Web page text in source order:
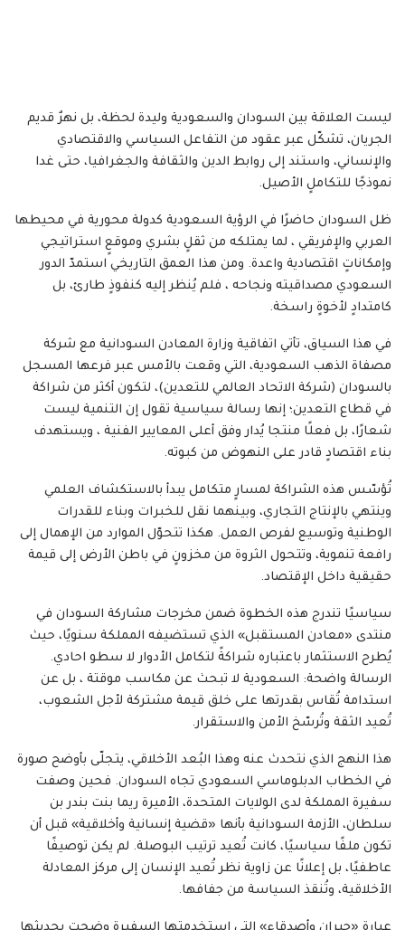
ليست العلاقة بين السودان والسعودية وليدة لحظة، بل نهرٌ قديم
الجريان، تشكّل عبر عقود من التفاعل السياسي والاقتصادي
والإنساني، واستند إلى روابط الدين والثقافة والجغرافيا، حتى غدا
نموذجًا للتكاملٍ الأصيل.
ظل السودان حاضرًا في الرؤية السعودية كدولة محورية في محيطها
العربي والإفريقي ، لما يمتلكه من ثقلٍ بشري وموقعٍ استراتيجي
وإمكاناتٍ اقتصادية واعدة. ومن هذا العمق التاريخي استمدّ الدور
السعودي مصداقيته ونجاحه ، فلم يُنظر إليه كنفوذٍ طارئ، بل
كامتدادٍ لأخوةٍ راسخة.
في هذا السياق، تأتي اتفاقية وزارة المعادن السودانية مع شركة
مصفاة الذهب السعودية، التي وقعت بالأمس عبر فرعها المسجل
بالسودان (شركة الاتحاد العالمي للتعدين)، لتكون أكثر من شراكة
في قطاع التعدين؛ إنها رسالة سياسية تقول إن التنمية ليست
شعارًا، بل فعلًا منتجا يُدار وفق أعلى المعايير الفنية ، ويستهدف
بناء اقتصادٍ قادر على النهوض من كبوته.
تُؤسّس هذه الشراكة لمسارٍ متكامل يبدأ بالاستكشاف العلمي
وينتهي بالإنتاج التجاري، وبينهما نقل للخبرات وبناء للقدرات
الوطنية وتوسيع لفرص العمل. هكذا تتحوّل الموارد من الإهمال إلى
رافعة تنموية، وتتحول الثروة من مخزونٍ في باطن الأرض إلى قيمة
حقيقية داخل الإقتصاد.
سياسيًا تندرج هذه الخطوة ضمن مخرجات مشاركة السودان في
منتدى «معادن المستقبل» الذي تستضيفه المملكة سنويًا، حيث
يُطرح الاستثمار باعتباره شراكةً لتكامل الأدوار لا سطو احادي.
الرسالة واضحة: السعودية لا تبحث عن مكاسب موقتة ، بل عن
استدامة تُقاس بقدرتها على خلق قيمة مشتركة لأجل الشعوب،
تُعيد الثقة وتُرسّخ الأمن والاستقرار.
هذا النهج الذي نتحدث عنه وهذا البُعد الأخلاقي، يتجلّى بأوضح صورة
في الخطاب الدبلوماسي السعودي تجاه السودان. فحين وصفت
سفيرة المملكة لدى الولايات المتحدة، الأميرة ريما بنت بندر بن
سلطان، الأزمة السودانية بأنها «قضية إنسانية وأخلاقية» قبل أن
تكون ملفًا سياسيًا، كانت تُعيد ترتيب البوصلة. لم يكن توصيفًا
عاطفيًا، بل إعلانًا عن زاوية نظر تُعيد الإنسان إلى مركز المعادلة
الأخلاقية، وتُنقذ السياسة من جفافها.